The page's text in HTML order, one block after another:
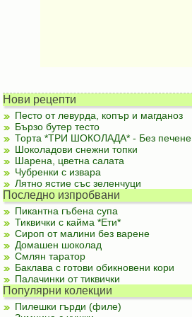
Нови рецепти
Песто от левурда, копър и магданоз
Бързо бутер тесто
Торта *ТРИ ШОКОЛАДА* - Без печене
Шоколадови снежни топки
Шарена, цветна салата
Чубренки с извара
Лятно ястие със зеленчуци
Последно изпробвани
Пикантна гъбена супа
Тиквички с кайма *Ети*
Сироп от малини без варене
Домашен шоколад
Смлян таратор
Баклава с готови обикновени кори
Палачинки от тиквички
Популярни колекции
Пилешки гърди (филе)